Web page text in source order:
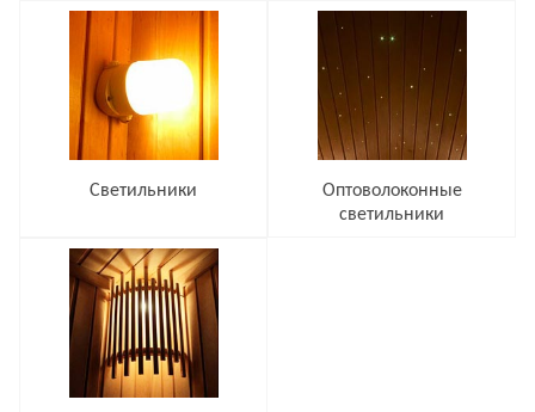
Светильники
Оптоволоконные
светильники